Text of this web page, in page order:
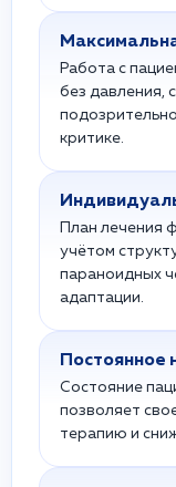
Работа с
без давления,
критике.
План лечения
учётом
параноидных
адаптации.
Постоянное
Состояние
позволяет
терапию и